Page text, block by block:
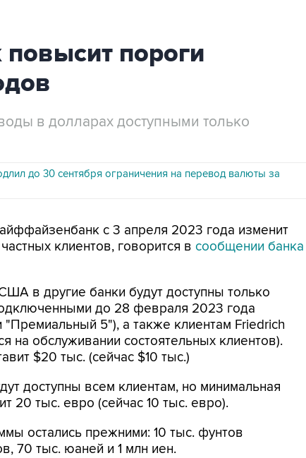
пороги
в долларах доступными только
до 30 сентября ограничения на перевод валюты за
с 3 апреля 2023 года изменит
клиентов, говорится в сообщении банка
в другие банки будут доступны только
до 28 февраля 2023 года
5"), а также клиентам Friedrich
на обслуживании состоятельных клиентов).
$20 тыс. (сейчас $10 тыс.)
доступны всем клиентам, но минимальная
20 тыс. евро (сейчас 10 тыс. евро).
остались прежними: 10 тыс. фунтов
70 тыс. юаней и 1 млн иен.